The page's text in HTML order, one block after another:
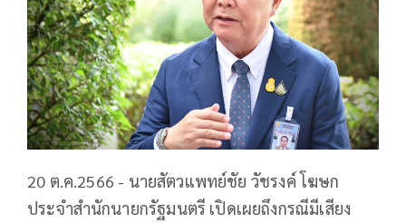
20 ต.ค.2566 - นายสัตวแพทย์ชัย วัชรงค์ โฆษก
ประจำสำนักนายกรัฐมนตรี เปิดเผยถึงกรณีมีเสียง